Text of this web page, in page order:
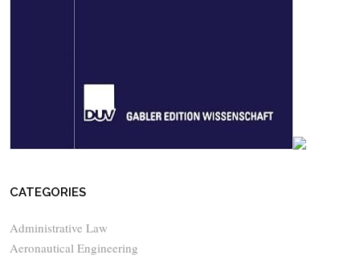
CATEGORIES
Administrative Law
Aeronautical Engineering